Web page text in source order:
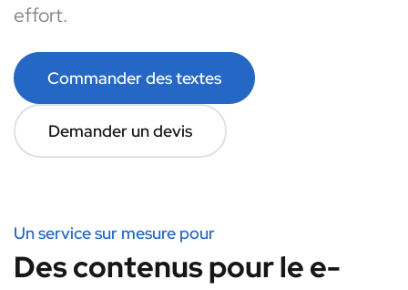
effort.
Commander des textes
Demander un devis
Un service sur mesure pour
Des contenus pour le e-